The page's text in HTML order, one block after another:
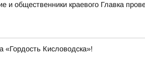
и общественники краевого Главка
«Гордость Кисловодска»!